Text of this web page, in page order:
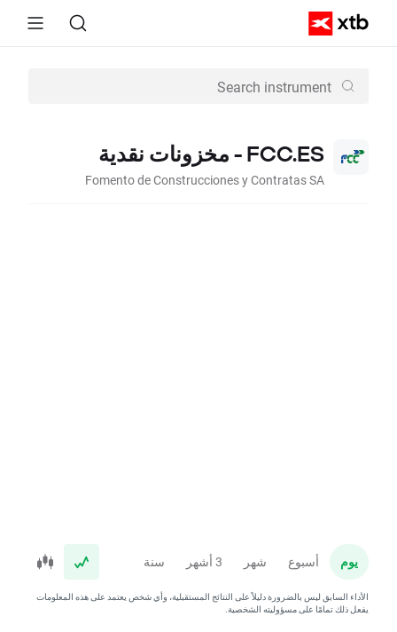
FCC.ES - مخزونات نقدية
Fomento de Construcciones y Contratas SA
يوم أسبوع شهر 3 أشهر سنة
الأداء السابق ليس بالضرورة دليلاً على النتائج المستقبلية، وأي شخص يعتمد على هذه المعلومات
يفعل ذلك تمامًا على مسؤوليته الشخصية.